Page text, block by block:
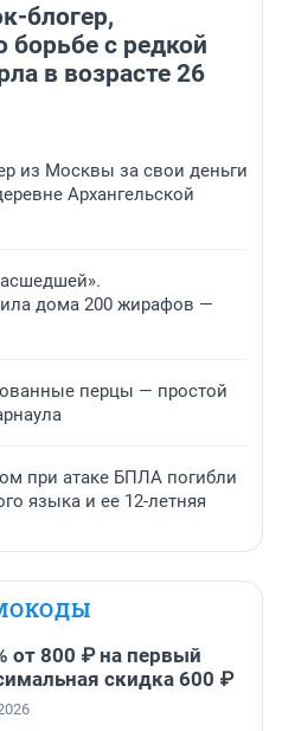
блогер,
борьбе с редкой
в возрасте 26
из Москвы за свои деньги
Архангельской
дома 200 жирафов —
перцы — простой
при атаке БПЛА погибли
языка и ее 12-летняя
от 800 ₽ на первый
скидка 600 ₽